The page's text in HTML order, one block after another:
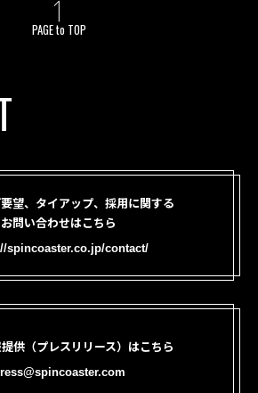
PAGE to TOP
望、タイアップ、採用に関する
お問い合わせはこちら
spincoaster.co.jp/contact/
供（プレスリリース）はこちら